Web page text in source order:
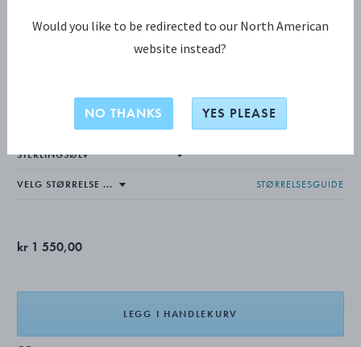
MERCY ring, mini
STØRRELSESGUIDE
kr 1 550,00
LEGG I HANDLEKURV
Would you like to be redirected to our North American
website instead?
NO THANKS YES PLEASE